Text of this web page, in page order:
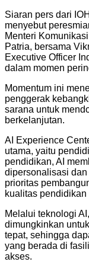
Siaran pers dari
menyebut
Menteri
Patria, bersama
Executive Officer
dalam momen
Momentum ini
penggerak
sarana untuk
berkelanjutan.
AI Experience
utama, yaitu
pendidikan, AI
dipersonalisasi
prioritas
kualitas
Melalui teknologi
dimungkinkan
tepat, sehingga
yang berada di
akses.